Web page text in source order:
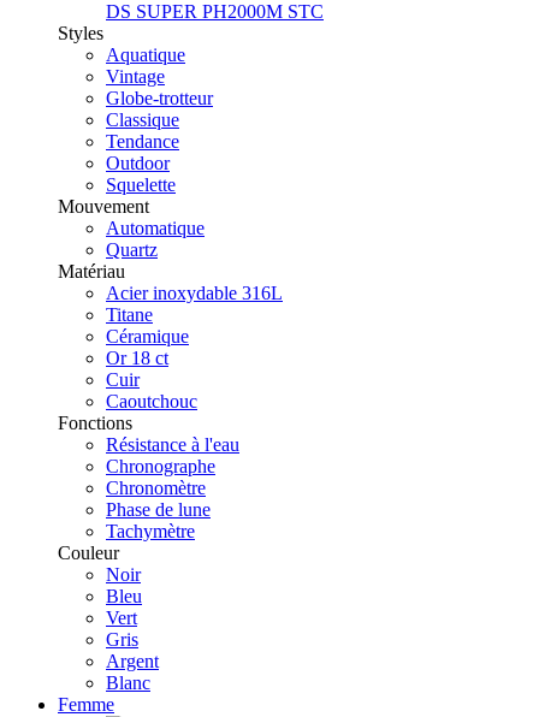
DS SUPER PH2000M STC
Styles
Aquatique
Vintage
Globe-trotteur
Classique
Tendance
Outdoor
Squelette
Mouvement
Automatique
Quartz
Matériau
Acier inoxydable 316L
Titane
Céramique
Or 18 ct
Cuir
Caoutchouc
Fonctions
Résistance à l'eau
Chronographe
Chronomètre
Phase de lune
Tachymètre
Couleur
Noir
Bleu
Vert
Gris
Argent
Blanc
Femme